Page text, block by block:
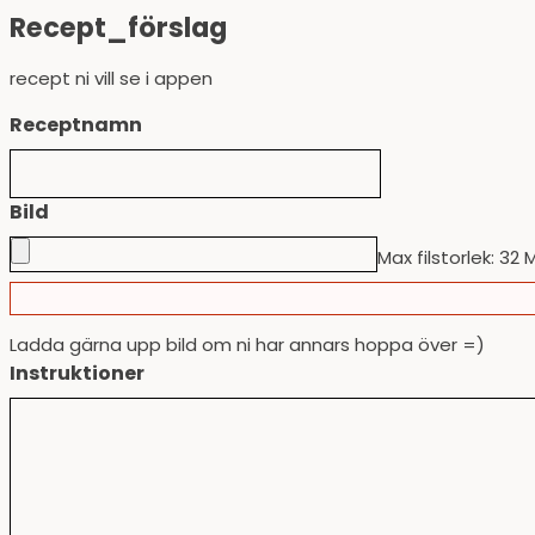
Recept_förslag
recept ni vill se i appen
Receptnamn
Bild
Max filstorlek: 32
Ladda gärna upp bild om ni har annars hoppa över =)
Instruktioner